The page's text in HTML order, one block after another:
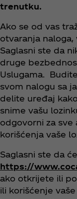
trenutku.
Ako se od vas
otvaranja naloga,
Saglasni ste da
druge
Uslugama.
svom nalogu sa
delite uređaj
snime vašu
odgovorni za
korišćenja vaše
Saglasni ste da
https://
ako otkrijete ili
ili korišćenje